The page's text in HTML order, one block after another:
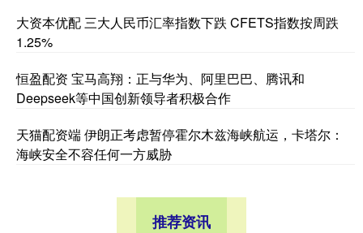
大资本优配 三大人民币汇率指数下跌 CFETS指数按周跌
1.25%
恒盈配资 宝马高翔：正与华为、阿里巴巴、腾讯和
Deepseek等中国创新领导者积极合作
天猫配资端 伊朗正考虑暂停霍尔木兹海峡航运，卡塔尔：
海峡安全不容任何一方威胁
推荐资讯